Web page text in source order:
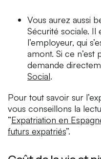
Vous aurez aussi
Sécurité sociale. Il
l’employeur, qui
amont. Si ce n’est
demande
Social.
Pour tout savoir sur
vous conseillons la
“Expatriation en
futurs expatriés”.